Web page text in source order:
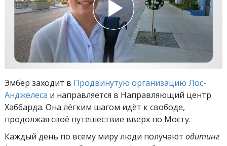
Эмбер заходит в Продвинутую организацию Лос-
Анджелеса и направляется в Направляющий центр
Хаббарда. Она лёгким шагом идёт к свободе,
продолжая своё путешествие вверх по Мосту.
Каждый день по всему миру люди получают одитинг